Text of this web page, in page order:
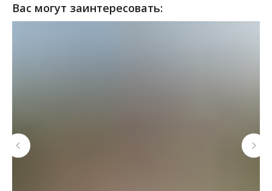
Вас могут заинтересовать: